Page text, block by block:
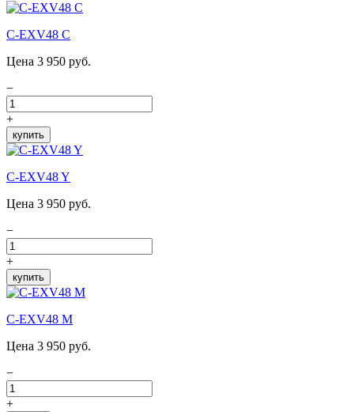
C-EXV48 C
Цена 3 950 руб.
−
+
купить
C-EXV48 Y
Цена 3 950 руб.
−
+
купить
C-EXV48 M
Цена 3 950 руб.
−
+